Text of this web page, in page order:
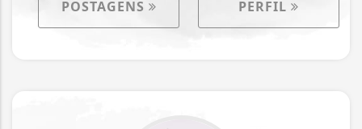
POSTAGENS
PERFIL